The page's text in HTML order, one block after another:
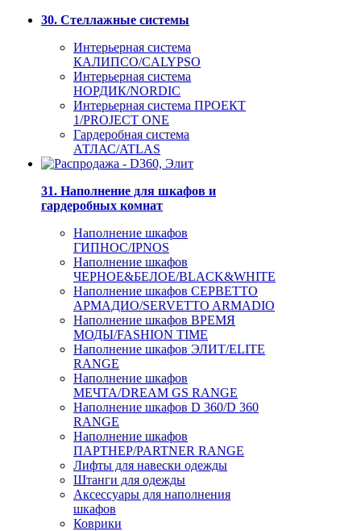
30. Стеллажные системы
Интерьерная система
КАЛИПСО/CALYPSO
Интерьерная система
НОРДИК/NORDIC
Интерьерная система ПРОЕКТ
1/PROJECT ONE
Гардеробная система
АТЛАС/ATLAS
31. Наполнение для шкафов и
гардеробных комнат
Наполнение шкафов
ГИПНОС/IPNOS
Наполнение шкафов
ЧЕРНОЕ&БЕЛОЕ/BLACK&WHITE
Наполнение шкафов СЕРВЕТТО
АРМАДИО/SERVETTO ARMADIO
Наполнение шкафов ВРЕМЯ
МОДЫ/FASHION TIME
Наполнение шкафов ЭЛИТ/ELITE
RANGE
Наполнение шкафов
МЕЧТА/DREAM GS RANGE
Наполнение шкафов D 360/D 360
RANGE
Наполнение шкафов
ПАРТНЕР/PARTNER RANGE
Лифты для навески одежды
Штанги для одежды
Аксессуары для наполнения
шкафов
Коврики